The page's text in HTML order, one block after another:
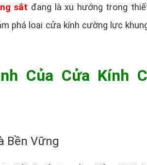
sắt đang là xu hướng trong
phá loại cửa kính cường lực
Của Cửa Kính
Bền Vững